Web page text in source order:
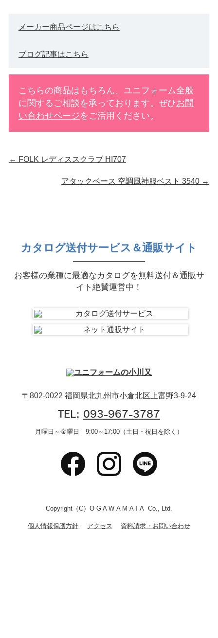
メーカー商品ページはこちら
ブログ記事はこちら
こちらの商品はもちろん、ユニフォーム全般
に関するご相談を承っております。ぜひお問
い合わせページをご活用ください。
← FOLK レディススクラブ HI707
アタックベース 空調風神服ベスト 3540 →
カタログ送付サービス＆通販サイト
お客様の業種に最適なカタログを無料送付＆通販サ
イト絶賛運営中！
〒802-0022 福岡県北九州市小倉北区上富野3-9-24
TEL: 093-967-3787
月曜日～金曜日 9:00～17:00（土日・祝日を除く）
Copyright（C）OGAWAMATA Co., Ltd.
個人情報保護方針 アクセス 資料請求・お問い合わせ